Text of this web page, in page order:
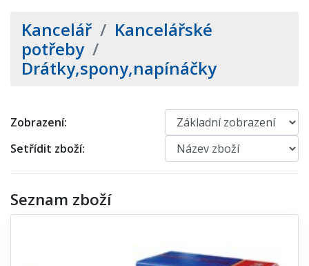
Kancelář/ Kancelářské
potřeby/
Drátky,spony,napínáčky
Zobrazení:
Setřídit zboží:
Seznam zboží